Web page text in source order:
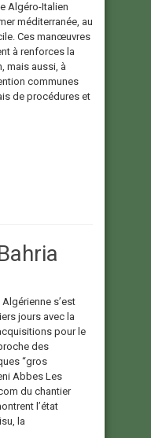
Algéro-Italien
méditerranée, au
Ces manœuvres
à renforces la
mais aussi, à
communes
de procédures et
s’est
jours avec la
pour le
des
“gros
Abbes Les
du chantier
l’état
la